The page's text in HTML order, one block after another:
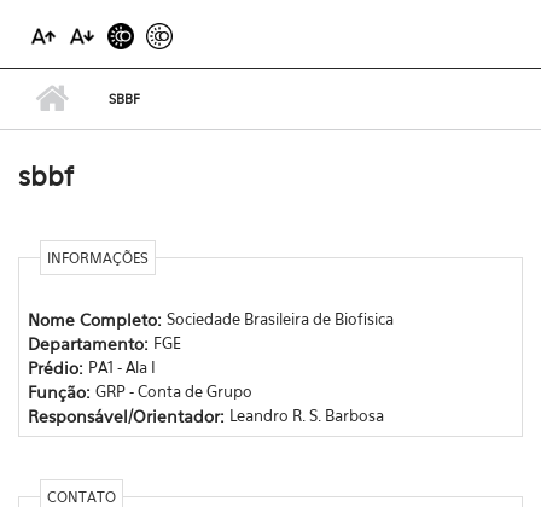
SBBF
sbbf
INFORMAÇÕES
Nome Completo: Sociedade Brasileira de Biofisica
Departamento: FGE
Prédio: PA1 - Ala I
Função: GRP - Conta de Grupo
Responsável/Orientador: Leandro R. S. Barbosa
CONTATO